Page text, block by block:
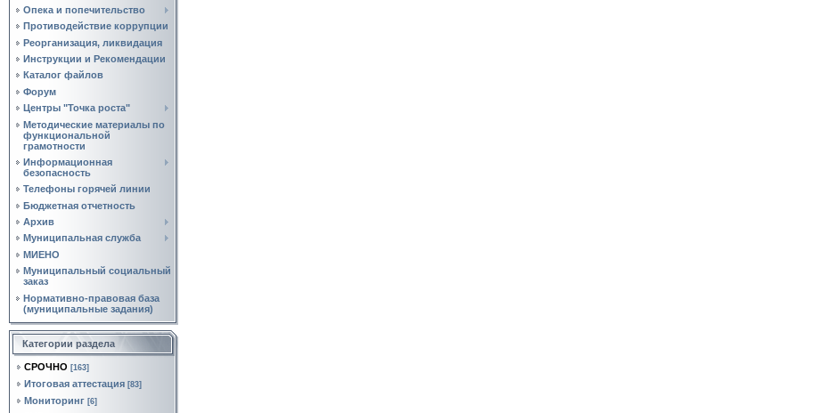
Опека и попечительство
Противодействие коррупции
Реорганизация, ликвидация
Инструкции и Рекомендации
Каталог файлов
Форум
Центры "Точка роста"
Методические материалы по
функциональной
грамотности
Информационная
безопасность
Телефоны горячей линии
Бюджетная отчетность
Архив
Муниципальная служба
МИЕНО
Муниципальный социальный
заказ
Нормативно‑правовая база
(муниципальные задания)
Категории раздела
СРОЧНО [163]
Итоговая аттестация [83]
Мониторинг [6]